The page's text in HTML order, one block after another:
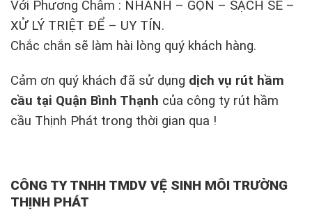
Với Phương Châm : NHANH – GỌN – SẠCH SẼ –
XỬ LÝ TRIỆT ĐỂ – UY TÍN.
Chắc chắn sẽ làm hài lòng quý khách hàng.
Cảm ơn quý khách đã sử dụng dịch vụ rút hầm
cầu tại Quận Bình Thạnh của công ty rút hầm
cầu Thịnh Phát trong thời gian qua !
CÔNG TY TNHH TMDV VỆ SINH MÔI TRƯỜNG
THỊNH PHÁT